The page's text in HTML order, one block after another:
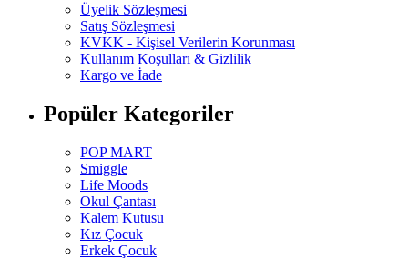
Üyelik Sözleşmesi
Satış Sözleşmesi
KVKK - Kişisel Verilerin Korunması
Kullanım Koşulları & Gizlilik
Kargo ve İade
Popüler Kategoriler
POP MART
Smiggle
Life Moods
Okul Çantası
Kalem Kutusu
Kız Çocuk
Erkek Çocuk